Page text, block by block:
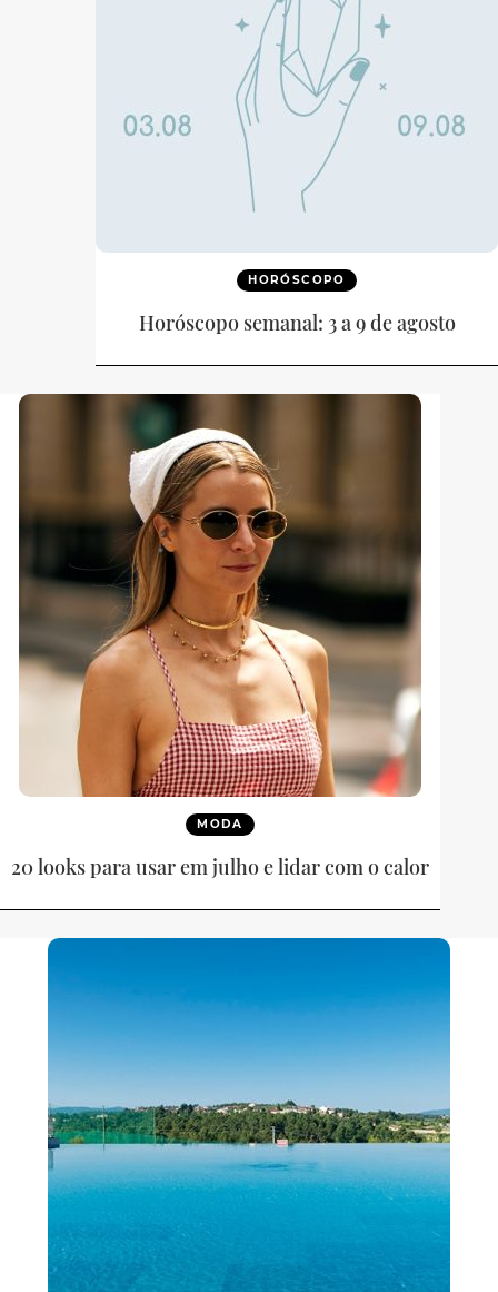
HORÓSCOPO
Horóscopo semanal: 3 a 9 de agosto
MODA
20 looks para usar em julho e lidar com o calor